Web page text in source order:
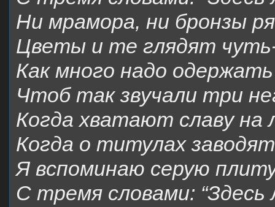
Ни мрамора, ни бронзы
Цветы и те глядят
Как много надо
Чтоб так звучали три
Когда хватают славу на
Когда о титулах
Я вспоминаю серую
С тремя словами: “Здесь